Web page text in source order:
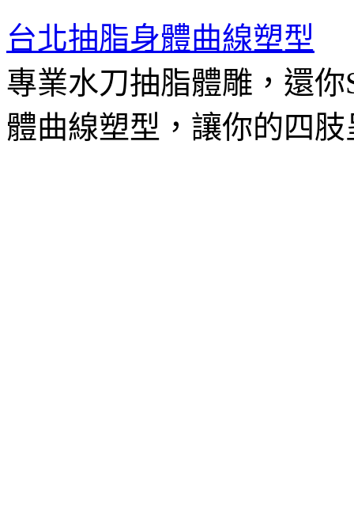
台北抽脂身體曲線塑型
專業水刀抽脂體雕，還
體曲線塑型，讓你的四